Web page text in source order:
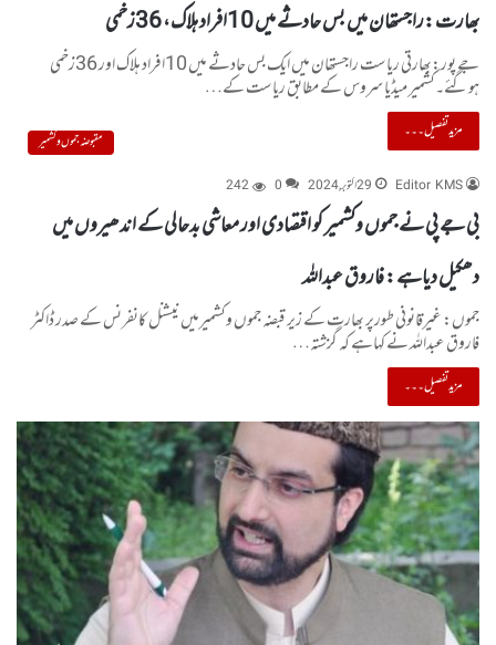
بھارت :راجستھان میں بس حادثے میں 10افراد ہلاک، 36زخمی
جے پور:بھارتی ریاست راجستھان میں ایک بس حادثے میں 10افراد ہلاک اور 36زخمی
ہوگئے۔کشمیر میڈیا سروس کے مطابق ریاست کے…
مزید تفصیل۔۔۔
مقبوضہ جموں و کشمیر
Editor KMS
29 اکتوبر, 2024 0
242
بی جے پی نے جموں وکشمیر کو اقتصادی اور معاشی بدحالی کے اندھیروں میں
دھکیل دیاہے : فاروق عبداللہ
جموں: غیرقانونی طورپر بھارت کے زیر قبضہ جموں وکشمیرمیں نیشنل کانفرنس کے صدر ڈاکٹر
فاروق عبداللہ نے کہاہے کہ گزشتہ…
مزید تفصیل۔۔۔